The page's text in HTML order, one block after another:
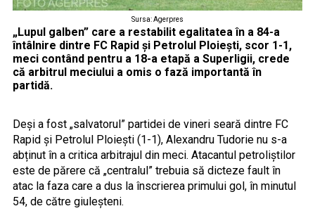
Sursa: Agerpres
„Lupul galben” care a restabilit egalitatea în a 84-a
întâlnire dintre FC Rapid și Petrolul Ploiești, scor 1-1,
meci contând pentru a 18-a etapă a Superligii, crede
că arbitrul meciului a omis o fază importantă în
partidă.
Deși a fost „salvatorul” partidei de vineri seară dintre FC
Rapid și Petrolul Ploiești (1-1), Alexandru Tudorie nu s-a
abținut în a critica arbitrajul din meci. Atacantul petroliștilor
este de părere că „centralul” trebuia să dicteze fault în
atac la faza care a dus la înscrierea primului gol, în minutul
54, de către giuleșteni.